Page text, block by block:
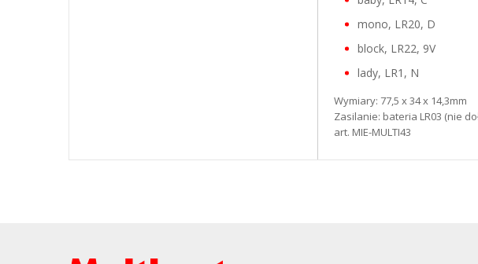
mono, LR20, D
block, LR22, 9V
lady, LR1, N
Wymiary: 77,5 x 34 x 14,3mm
Zasilanie: bateria LR03 (nie
art. MIE-MULTI43